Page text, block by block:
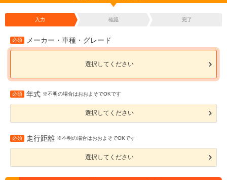
入力 確認 完了
必須 メーカー・車種・グレード
選択してください
必須 年式 ※不明の場合はおおよそでOKです
選択してください
必須 走行距離 ※不明の場合はおおよそでOKです
選択してください